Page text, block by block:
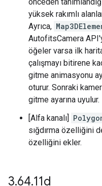
yüksek rakımlı
Ayrıca,
AutofitsCamera
öğeler varsa ilk
çalışmayı bitirene
gitme animasyonu
oturur. Sonraki
gitme ayarına uyulur.
[Alfa kanalı]
sığdırma özelliğini
özelliğini ekler.
3.64.11d